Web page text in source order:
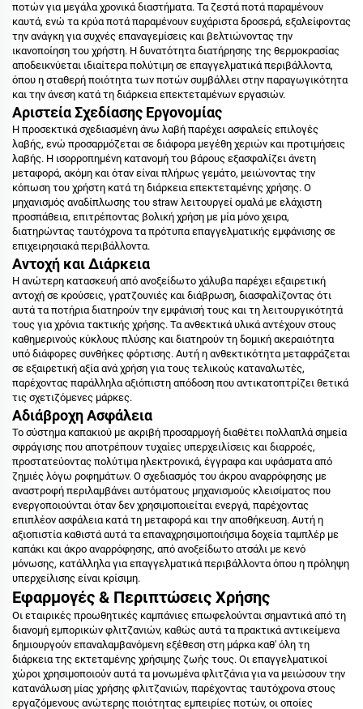
ποτών για μεγάλα χρονικά διαστήματα. Τα ζεστά ποτά παραμένουν
καυτά, ενώ τα κρύα ποτά παραμένουν ευχάριστα δροσερά, εξαλείφοντας
την ανάγκη για συχνές επαναγεμίσεις και βελτιώνοντας την
ικανοποίηση του χρήστη. Η δυνατότητα διατήρησης της θερμοκρασίας
αποδεικνύεται ιδιαίτερα πολύτιμη σε επαγγελματικά περιβάλλοντα,
όπου η σταθερή ποιότητα των ποτών συμβάλλει στην παραγωγικότητα
και την άνεση κατά τη διάρκεια επεκτεταμένων εργασιών.
Αριστεία Σχεδίασης Εργονομίας
Η προσεκτικά σχεδιασμένη άνω λαβή παρέχει ασφαλείς επιλογές
λαβής, ενώ προσαρμόζεται σε διάφορα μεγέθη χεριών και προτιμήσεις
λαβής. Η ισορροπημένη κατανομή του βάρους εξασφαλίζει άνετη
μεταφορά, ακόμη και όταν είναι πλήρως γεμάτο, μειώνοντας την
κόπωση του χρήστη κατά τη διάρκεια επεκτεταμένης χρήσης. Ο
μηχανισμός αναδίπλωσης του straw λειτουργεί ομαλά με ελάχιστη
προσπάθεια, επιτρέποντας βολική χρήση με μία μόνο χειρα,
διατηρώντας ταυτόχρονα τα πρότυπα επαγγελματικής εμφάνισης σε
επιχειρησιακά περιβάλλοντα.
Αντοχή και Διάρκεια
Η ανώτερη κατασκευή από ανοξείδωτο χάλυβα παρέχει εξαιρετική
αντοχή σε κρούσεις, γρατζουνιές και διάβρωση, διασφαλίζοντας ότι
αυτά τα ποτήρια διατηρούν την εμφάνισή τους και τη λειτουργικότητά
τους για χρόνια τακτικής χρήσης. Τα ανθεκτικά υλικά αντέχουν στους
καθημερινούς κύκλους πλύσης και διατηρούν τη δομική ακεραιότητα
υπό διάφορες συνθήκες φόρτισης. Αυτή η ανθεκτικότητα μεταφράζεται
σε εξαιρετική αξία ανά χρήση για τους τελικούς καταναλωτές,
παρέχοντας παράλληλα αξιόπιστη απόδοση που αντικατοπτρίζει θετικά
τις σχετιζόμενες μάρκες.
Αδιάβροχη Ασφάλεια
Το σύστημα καπακιού με ακριβή προσαρμογή διαθέτει πολλαπλά σημεία
σφράγισης που αποτρέπουν τυχαίες υπερχειλίσεις και διαρροές,
προστατεύοντας πολύτιμα ηλεκτρονικά, έγγραφα και υφάσματα από
ζημιές λόγω ροφημάτων. Ο σχεδιασμός του άκρου αναρρόφησης με
αναστροφή περιλαμβάνει αυτόματους μηχανισμούς κλεισίματος που
ενεργοποιούνται όταν δεν χρησιμοποιείται ενεργά, παρέχοντας
επιπλέον ασφάλεια κατά τη μεταφορά και την αποθήκευση. Αυτή η
αξιοπιστία καθιστά αυτά τα επαναχρησιμοποιήσιμα δοχεία ταμπλέρ με
καπάκι και άκρο αναρρόφησης, από ανοξείδωτο ατσάλι με κενό
μόνωσης, κατάλληλα για επαγγελματικά περιβάλλοντα όπου η πρόληψη
υπερχείλισης είναι κρίσιμη.
Εφαρμογές & Περιπτώσεις Χρήσης
Οι εταιρικές προωθητικές καμπάνιες επωφελούνται σημαντικά από τη
διανομή εμπορικών φλιτζανιών, καθώς αυτά τα πρακτικά αντικείμενα
δημιουργούν επαναλαμβανόμενη εξέθεση στη μάρκα καθ' όλη τη
διάρκεια της εκτεταμένης χρήσιμης ζωής τους. Οι επαγγελματικοί
χώροι χρησιμοποιούν αυτά τα μονωμένα φλιτζάνια για να μειώσουν την
κατανάλωση μίας χρήσης φλιτζανιών, παρέχοντας ταυτόχρονα στους
εργαζόμενους ανώτερης ποιότητας εμπειρίες ποτών, οι οποίες